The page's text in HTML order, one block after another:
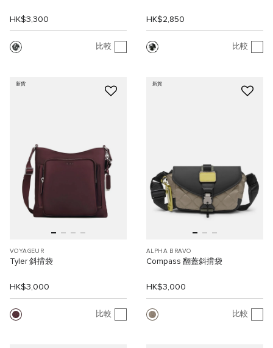
HK$3,300
比較
HK$2,850
比較
新貨
VOYAGEUR
Tyler 斜揹袋
HK$3,000
比較
新貨
ALPHA BRAVO
Compass 翻蓋斜揹袋
HK$3,000
比較